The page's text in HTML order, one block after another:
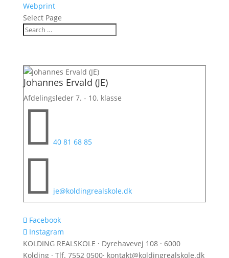
Webprint
Select Page
Johannes Ervald (JE)
Afdelingsleder 7. - 10. klasse
 40 81 68 85
 je@koldingrealskole.dk
Facebook
Instagram
KOLDING REALSKOLE · Dyrehavevej 108 · 6000
Kolding · Tlf. 7552 0500· kontakt@koldingrealskole.dk